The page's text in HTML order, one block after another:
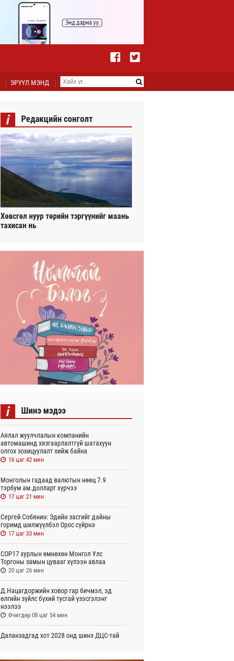
ЭРҮҮЛ МЭНД
i Редакцийн сонголт
Хөвсгөл нуур төрийн тэргүүнийг маань
тахисан нь
i Шинэ мэдээ
Аялал жуулчлалын компанийн
автомашинд хязгаарлалтгүй шатахуун
олгох зохицуулалт хийж байна
16 цаг 42 мин
Монголын гадаад валютын нөөц 7.9
тэрбум ам.долларт хүрчээ
17 цаг 21 мин
Сергей Собянин: Эдийн засгийг дайны
горимд шилжүүлбэл Орос сүйрнэ
17 цаг 33 мин
COP17 хурлын өмнөхөн Монгол Улс
Торгоны замын цувааг хүлээн авлаа
20 цаг 26 мин
Д.Нацагдоржийн ховор гар бичмэл, эд
өлгийн зүйлс бүхий тусгай үзэсгэлэнг
нээлээ
Өчигдөр 08 цаг 54 мин
Даланзадгад хот 2028 онд шинэ ДЦС-тай